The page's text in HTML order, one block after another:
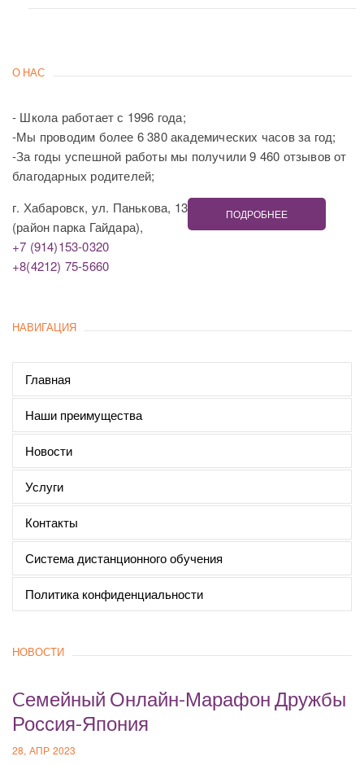
О НАС
- Школа работает с 1996 года;
-Мы проводим более 6 380 академических часов за год;
-За годы успешной работы мы получили 9 460 отзывов от
благодарных родителей;
г. Хабаровск, ул. Панькова, 13
(район парка Гайдара),
+7 (914)153-0320
+8(4212) 75-5660
ПОДРОБНЕЕ
НАВИГАЦИЯ
Главная
Наши преимущества
Новости
Услуги
Контакты
Система дистанционного обучения
Политика конфиденциальности
НОВОСТИ
Cемейный Онлайн-Марафон Дружбы
Россия-Япония
28, АПР 2023